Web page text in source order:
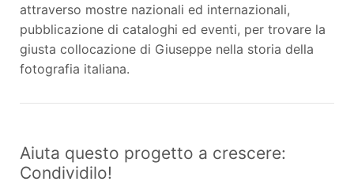
attraverso mostre nazionali ed internazionali,
pubblicazione di cataloghi ed eventi, per trovare la
giusta collocazione di Giuseppe nella storia della
fotografia italiana.
Aiuta questo progetto a crescere:
Condividilo!